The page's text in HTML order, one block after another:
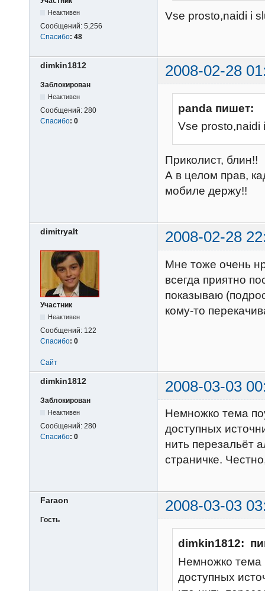
Неактивен
Сообщений: 5,256
Спасибо: 48
Vse prosto,naidi i
dimkin1812 2008-02-28
Заблокирован
Неактивен
Сообщений: 280
Спасибо: 0
panda пишет:
Vse prosto,naidi
Приколист, блин!!
А в целом прав,
мобиле держу!!
dimitryalt 2008-02-28
Участник
Неактивен
Сообщений: 122
Спасибо: 0
Мне тоже очень
всегда приятно
показываю
кому-то
Сайт
dimkin1812 2008-03-03
Заблокирован
Неактивен
Сообщений: 280
Спасибо: 0
Немножко тема
доступных
нить перезальёт
страничке.
Faraon 2008-03-03
Гость
dimkin1812:
Немножко тема
доступных